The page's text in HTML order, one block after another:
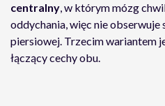
centralny, w którym mózg
oddychania, więc nie
piersiowej. Trzecim wariantem
łączący cechy obu.